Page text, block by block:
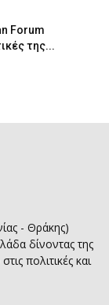
Forum
της...
- Θράκης)
δίνοντας της
πολιτικές και